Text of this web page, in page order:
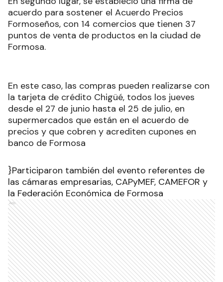
acuerdo para sostener el Acuerdo Precios
Formoseños, con 14 comercios que tienen 37
puntos de venta de productos en la ciudad de
Formosa.
En este caso, las compras pueden realizarse con
la tarjeta de crédito Chigüé, todos los jueves
desde el 27 de junio hasta el 25 de julio, en
supermercados que están en el acuerdo de
precios y que cobren y acrediten cupones en
banco de Formosa
}Participaron también del evento referentes de
las cámaras empresarias, CAPyMEF, CAMEFOR y
la Federación Económica de Formosa
Ads